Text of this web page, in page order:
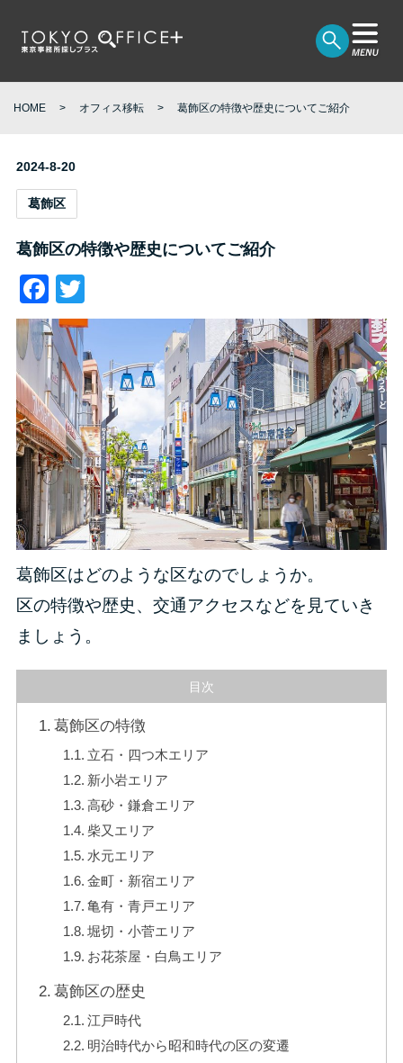
HOME オフィス移転 葛飾区の特徴や歴史についてご紹介
2024-8-20
葛飾区
葛飾区の特徴や歴史についてご紹介
Facebook
葛飾区はどのような区なのでしょうか。
区の特徴や歴史、交通アクセスなどを見ていき
ましょう。
目次
葛飾区の特徴
立石・四つ木エリア
新小岩エリア
高砂・鎌倉エリア
柴又エリア
水元エリア
金町・新宿エリア
亀有・青戸エリア
堀切・小菅エリア
お花茶屋・白鳥エリア
葛飾区の歴史
江戸時代
明治時代から昭和時代の区の変遷